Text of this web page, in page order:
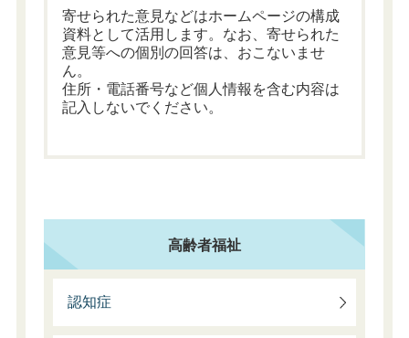
寄せられた意見などはホームページの構成
資料として活用します。なお、寄せられた
意見等への個別の回答は、おこないませ
ん。
住所・電話番号など個人情報を含む内容は
記入しないでください。
高齢者福祉
認知症